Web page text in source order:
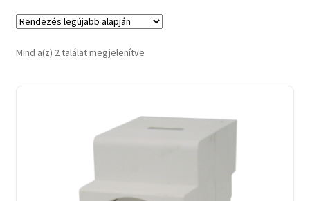
Mind a(z) 2 találat megjelenítveSorted